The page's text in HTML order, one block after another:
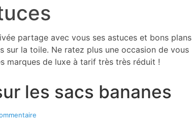
partage avec vous ses astuces et bons plans
sur la toile. Ne ratez plus une occasion de vous
marques de luxe à tarif très très réduit !
les sacs bananes